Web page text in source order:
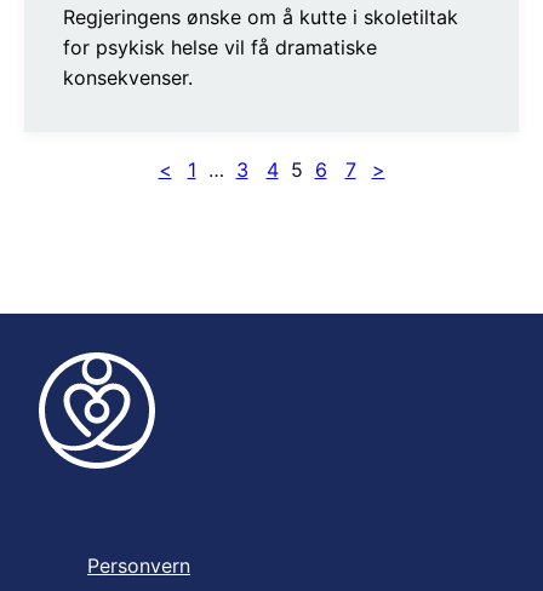
Regjeringens ønske om å kutte i skoletiltak
for psykisk helse vil få dramatiske
konsekvenser.
< 1 … 3 4 5 6 7 >
Personvern